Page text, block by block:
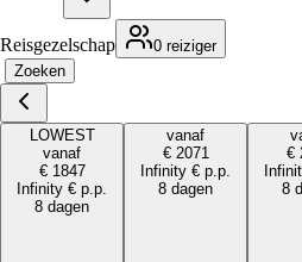
Reisgezelschap
0 reiziger
Zoeken
LOWEST
vanaf
€ 1847
Infinity € p.p.
8 dagen
vanaf
€ 2071
Infinity € p.p.
8 dagen
€
8